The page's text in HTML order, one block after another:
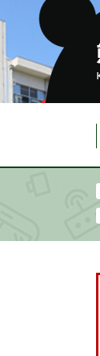
の
頭
ー
飛